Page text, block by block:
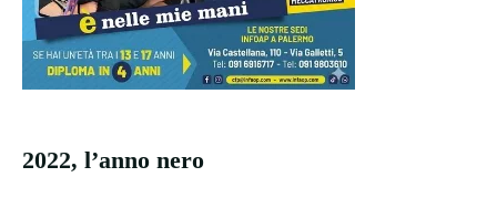
2022, l’anno nero